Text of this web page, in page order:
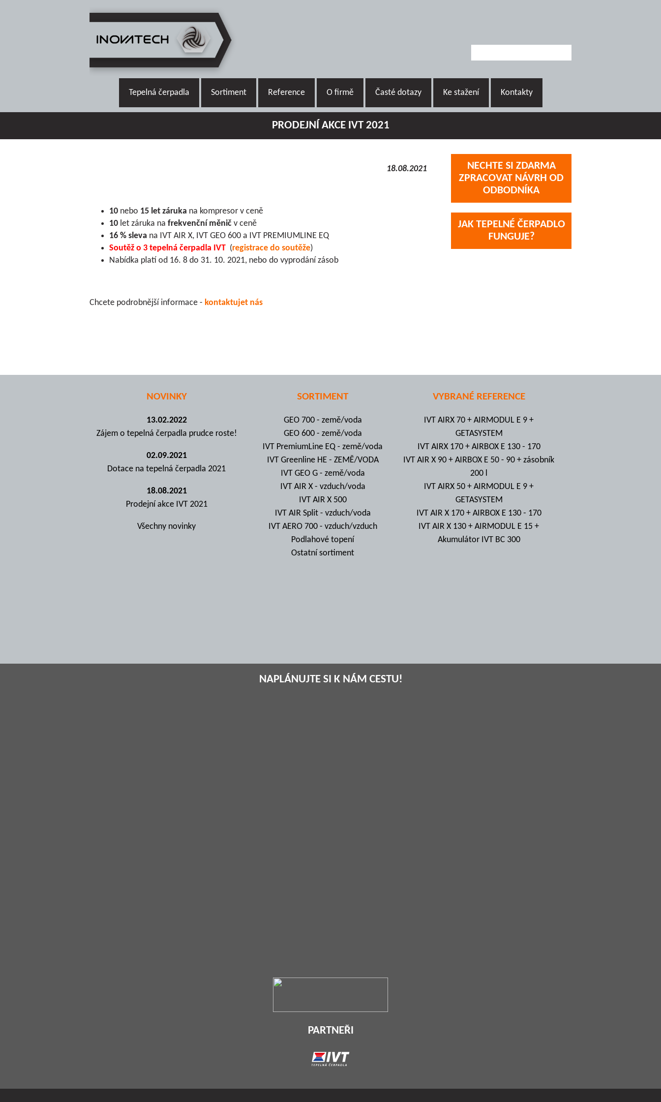
Tepelná čerpadla Sortiment Reference O firmě Časté dotazy Ke stažení Kontakty
PRODEJNÍ AKCE IVT 2021
18.08.2021
10 nebo 15 let záruka na kompresor v ceně
10 let záruka na frekvenční měnič v ceně
16 % sleva na IVT AIR X, IVT GEO 600 a IVT PREMIUMLINE EQ
Soutěž o 3 tepelná čerpadla IVT (registrace do soutěže)
Nabídka platí od 16. 8 do 31. 10. 2021, nebo do vyprodání zásob
Chcete podrobnější informace - kontaktujet nás
NECHTE SI ZDARMA
ZPRACOVAT NÁVRH OD
ODBODNÍKA
JAK TEPELNÉ ČERPADLO
FUNGUJE?
NOVINKY
13.02.2022
Zájem o tepelná čerpadla prudce roste!
02.09.2021
Dotace na tepelná čerpadla 2021
18.08.2021
Prodejní akce IVT 2021
Všechny novinky
SORTIMENT
GEO 700 - země/voda
GEO 600 - země/voda
IVT PremiumLine EQ - země/voda
IVT Greenline HE - ZEMĚ/VODA
IVT GEO G - země/voda
IVT AIR X - vzduch/voda
IVT AIR X 500
IVT AIR Split - vzduch/voda
IVT AERO 700 - vzduch/vzduch
Podlahové topení
Ostatní sortiment
VYBRANÉ REFERENCE
IVT AIRX 70 + AIRMODUL E 9 +
GETASYSTEM
IVT AIRX 170 + AIRBOX E 130 - 170
IVT AIR X 90 + AIRBOX E 50 - 90 + zásobník
200 l
IVT AIRX 50 + AIRMODUL E 9 +
GETASYSTEM
IVT AIR X 170 + AIRBOX E 130 - 170
IVT AIR X 130 + AIRMODUL E 15 +
Akumulátor IVT BC 300
NAPLÁNUJTE SI K NÁM CESTU!
PARTNEŘI